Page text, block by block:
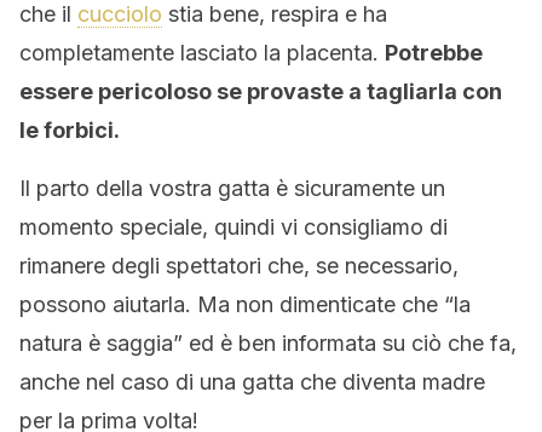
che il cucciolo stia bene, respira e ha
completamente lasciato la placenta. Potrebbe
essere pericoloso se provaste a tagliarla con
le forbici.
Il parto della vostra gatta è sicuramente un
momento speciale, quindi vi consigliamo di
rimanere degli spettatori che, se necessario,
possono aiutarla. Ma non dimenticate che “la
natura è saggia” ed è ben informata su ciò che fa,
anche nel caso di una gatta che diventa madre
per la prima volta!